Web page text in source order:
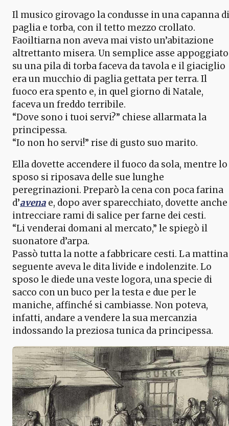
Il musico girovago la condusse in una capanna di
paglia e torba, con il tetto mezzo crollato.
Faoiltiarna non aveva mai visto un’abitazione
altrettanto misera. Un semplice asse appoggiato
su una pila di torba faceva da tavola e il giaciglio
era un mucchio di paglia gettata per terra. Il
fuoco era spento e, in quel giorno di Natale,
faceva un freddo terribile.
“Dove sono i tuoi servi?” chiese allarmata la
principessa.
“Io non ho servi!” rise di gusto suo marito.
Ella dovette accendere il fuoco da sola, mentre lo
sposo si riposava delle sue lunghe
peregrinazioni. Preparò la cena con poca farina
d’avena e, dopo aver sparecchiato, dovette anche
intrecciare rami di salice per farne dei cesti.
“Li venderai domani al mercato,” le spiegò il
suonatore d’arpa.
Passò tutta la notte a fabbricare cesti. La mattina
seguente aveva le dita livide e indolenzite. Lo
sposo le diede una veste logora, una specie di
sacco con un buco per la testa e due per le
maniche, affinché si cambiasse. Non poteva,
infatti, andare a vendere la sua mercanzia
indossando la preziosa tunica da principessa.